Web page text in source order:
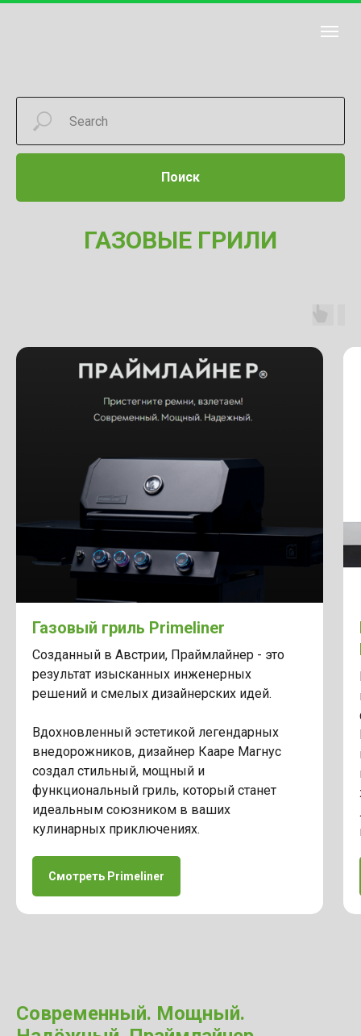
Поиск
ГАЗОВЫЕ ГРИЛИ
Газовый гриль Primeliner
Созданный в Австрии, Праймлайнер - это
результат изысканных инженерных
решений и смелых дизайнерских идей.
Вдохновленный эстетикой легендарных
внедорожников, дизайнер Кааре Магнус
создал стильный, мощный и
функциональный гриль, который станет
идеальным союзником в ваших
кулинарных приключениях.
Смотреть Primeliner
Современный. Мощный.